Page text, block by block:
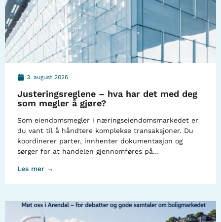
3. august 2026
Justeringsreglene – hva har det med deg
som megler å gjøre?
Som eiendomsmegler i næringseiendomsmarkedet er
du vant til å håndtere komplekse transaksjoner. Du
koordinerer parter, innhenter dokumentasjon og
sørger for at handelen gjennomføres på…
Les mer →